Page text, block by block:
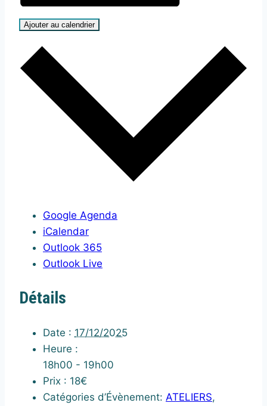
Ajouter au calendrier
Google Agenda
iCalendar
Outlook 365
Outlook Live
Détails
Date : 17/12/2025
Heure :
18h00 - 19h00
Prix : 18€
Catégories d’Évènement: ATELIERS,